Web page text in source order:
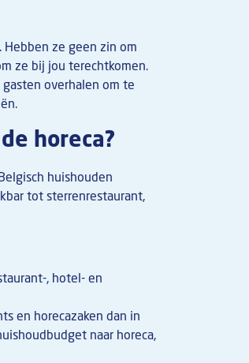
ze geen zin om
ze bij jou terechtkomen.
overhalen om te
horeca?
huishouden
tot sterrenrestaurant,
, hotel- en
en horecazaken dan in
naar horeca,